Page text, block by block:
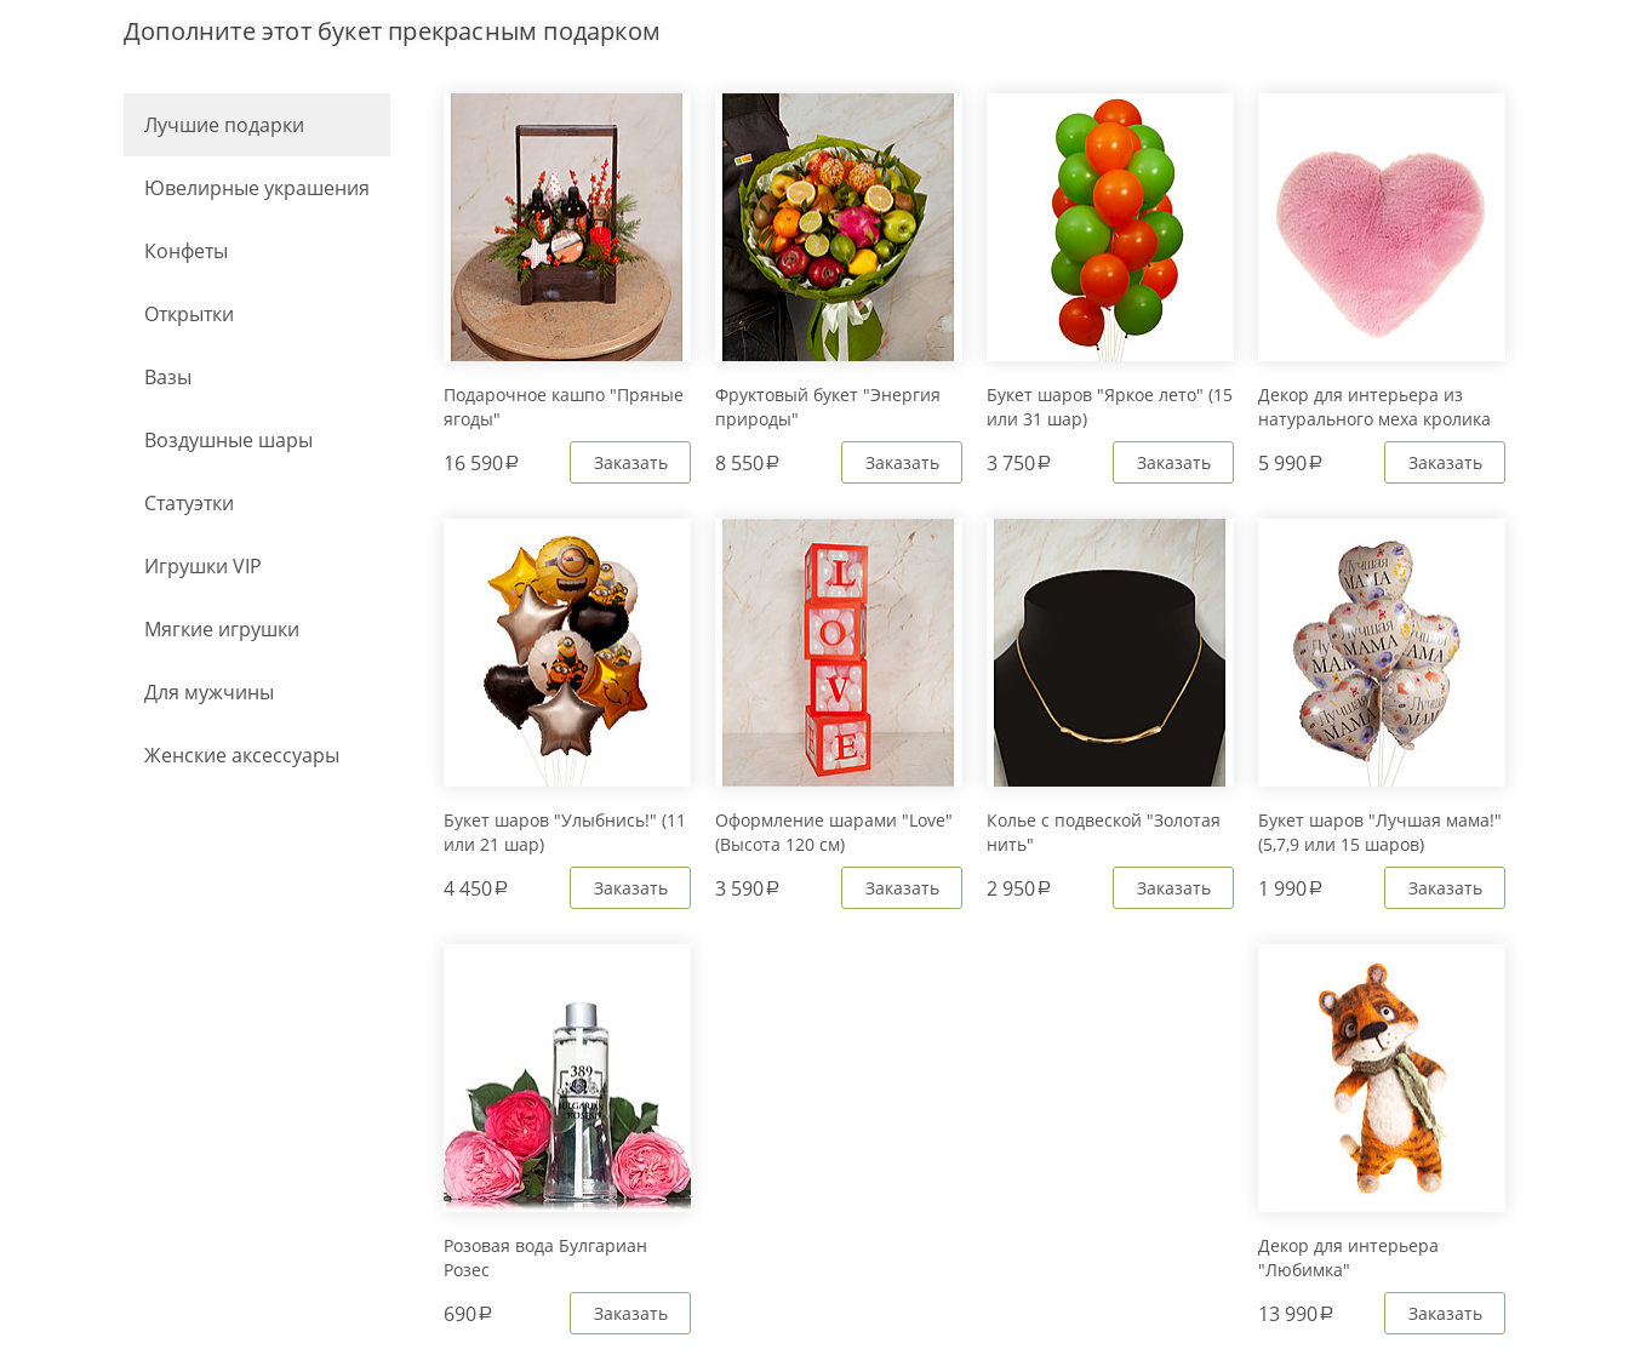
Дополните этот букет прекрасным подарком
Лучшие подарки
Ювелирные украшения
Конфеты
Открытки
Вазы
Воздушные шары
Статуэтки
Игрушки VIP
Мягкие игрушки
Для мужчины
Женские аксессуары
Подарочное кашпо "Пряные
ягоды"
16 590a Заказать
Фруктовый букет "Энергия
природы"
8 550a Заказать
Букет шаров "Яркое лето" (15
или 31 шар)
3 750a Заказать
Декор для интерьера из
натурального меха кролика
Рекс "Сердце" IM20601
5 990a Заказать
Букет шаров "Улыбнись!" (11
или 21 шар)
4 450a Заказать
Оформление шарами "Love"
(Высота 120 см)
3 590a Заказать
Колье с подвеской "Золотая
нить"
2 950a Заказать
Букет шаров "Лучшая мама!"
(5,7,9 или 15 шаров)
1 990a Заказать
Розовая вода Булгариан
Розес
690a Заказать
Декор для интерьера
"Любимка"
13 990a Заказать